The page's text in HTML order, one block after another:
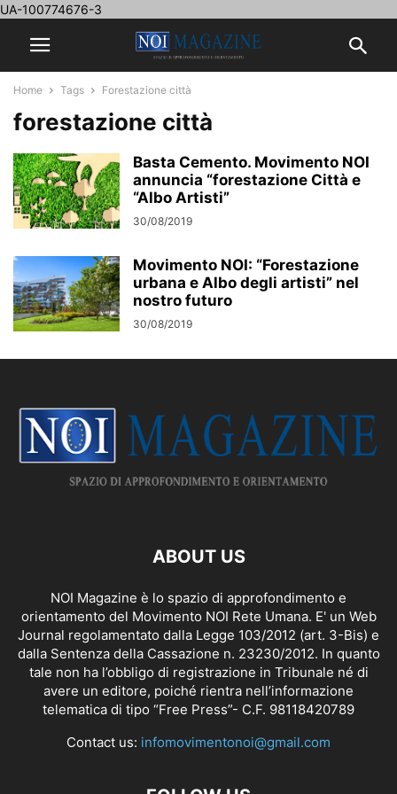
UA-100774676-3
Home Tags Forestazione città
forestazione città
Basta Cemento. Movimento NOI
annuncia “forestazione Città e
“Albo Artisti”
30/08/2019
Movimento NOI: “Forestazione
urbana e Albo degli artisti” nel
nostro futuro
30/08/2019
ABOUT US
NOI Magazine è lo spazio di approfondimento e
orientamento del Movimento NOI Rete Umana. E' un Web
Journal regolamentato dalla Legge 103/2012 (art. 3-Bis) e
dalla Sentenza della Cassazione n. 23230/2012. In quanto
tale non ha l’obbligo di registrazione in Tribunale né di
avere un editore, poiché rientra nell’informazione
telematica di tipo “Free Press”- C.F. 98118420789
Contact us: infomovimentonoi@gmail.com